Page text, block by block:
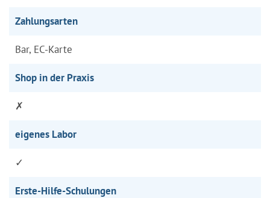
Zahlungsarten
Bar, EC-Karte
Shop in der Praxis
✗
eigenes Labor
✓
Erste-Hilfe-Schulungen